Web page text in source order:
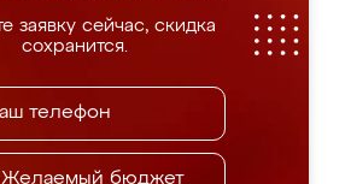
заявку сейчас, скидка
сохранится.
Желаемый бюджет